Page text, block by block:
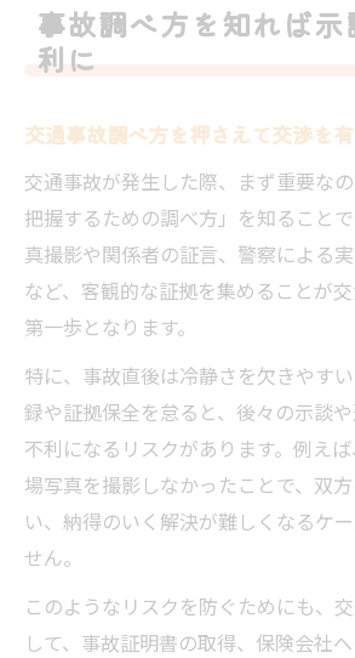
事故調べ方を知れば示
利に
交通事故調べ方を押さえて交渉を
交通事故が発生した際、まず重要な
把握するための調べ方」を知ること
真撮影や関係者の証言、警察による
など、客観的な証拠を集めることが
第一歩となります。
特に、事故直後は冷静さを欠きやす
録や証拠保全を怠ると、後々の示談
不利になるリスクがあります。例え
場写真を撮影しなかったことで、双
い、納得のいく解決が難しくなるケ
せん。
このようなリスクを防ぐためにも、
して、事故証明書の取得、保険会社